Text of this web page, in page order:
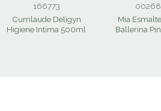
166773
Cumlaude Deligyn
Higiene Intima 500ml
Mia
Ballerina